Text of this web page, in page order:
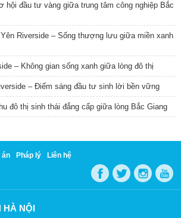
hội đầu tư vàng giữa trung tâm công nghiệp Bắc
Riverside – Sống thượng lưu giữa miền xanh
– Không gian sống xanh giữa lòng đô thị
– Điểm sáng đầu tư sinh lời bền vững
đô thị sinh thái đẳng cấp giữa lòng Bắc Giang
án Pháp lý Liên hệ
HÀ NỘI